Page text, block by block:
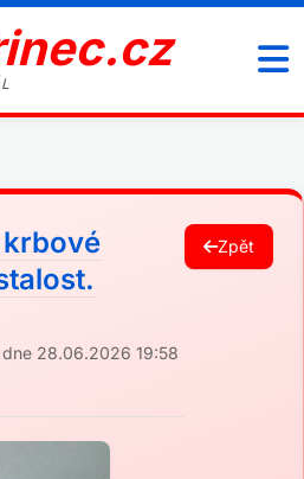
krbové
28.06.2026 19:58
Zpět